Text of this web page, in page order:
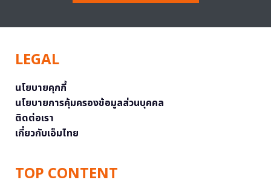
LEGAL
นโยบายคุกกี้
นโยบายการคุ้มครองข้อมูลส่วนบุคคล
ติดต่อเรา
เกี่ยวกับเอ็มไทย
TOP CONTENT